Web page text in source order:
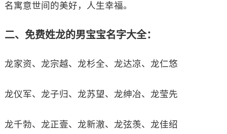
名寓意世间的美好，人生幸福。
二、免费姓龙的男宝宝名字大全：
龙家资、龙宗越、龙杉全、龙达凉、龙仁悠
龙仪军、龙子归、龙苏望、龙绅冶、龙莹先
龙千勃、龙正壹、龙新澈、龙弦羡、龙佳绍